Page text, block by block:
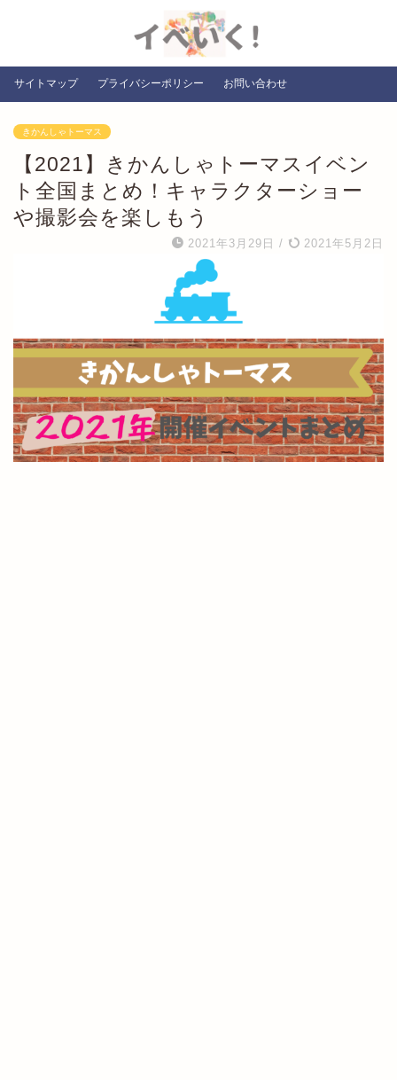
サイトマップ プライバシーポリシー お問い合わせ
きかんしゃトーマス
【2021】きかんしゃトーマスイベン
ト全国まとめ！キャラクターショー
や撮影会を楽しもう
2021年3月29日 / 2021年5月2日